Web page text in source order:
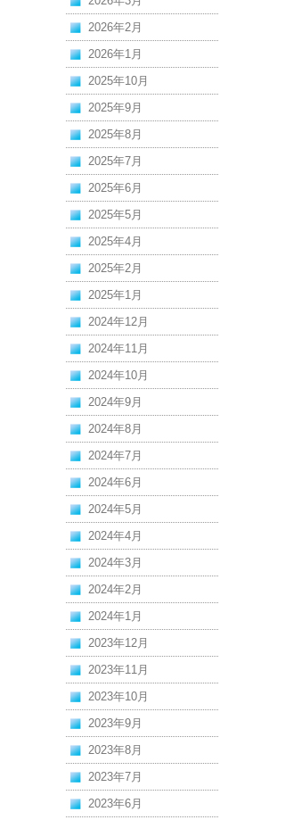
2026年2月
2026年1月
2025年10月
2025年9月
2025年8月
2025年7月
2025年6月
2025年5月
2025年4月
2025年2月
2025年1月
2024年12月
2024年11月
2024年10月
2024年9月
2024年8月
2024年7月
2024年6月
2024年5月
2024年4月
2024年3月
2024年2月
2024年1月
2023年12月
2023年11月
2023年10月
2023年9月
2023年8月
2023年7月
2023年6月